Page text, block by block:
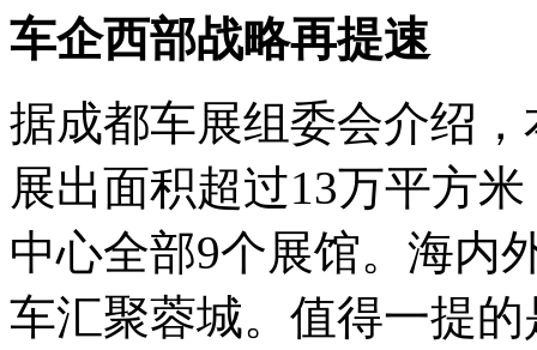
车企西部战略再提速
据成都车展组委会介绍
展出面积超过13万平方
中心全部9个展馆。海内
车汇聚蓉城。值得一提